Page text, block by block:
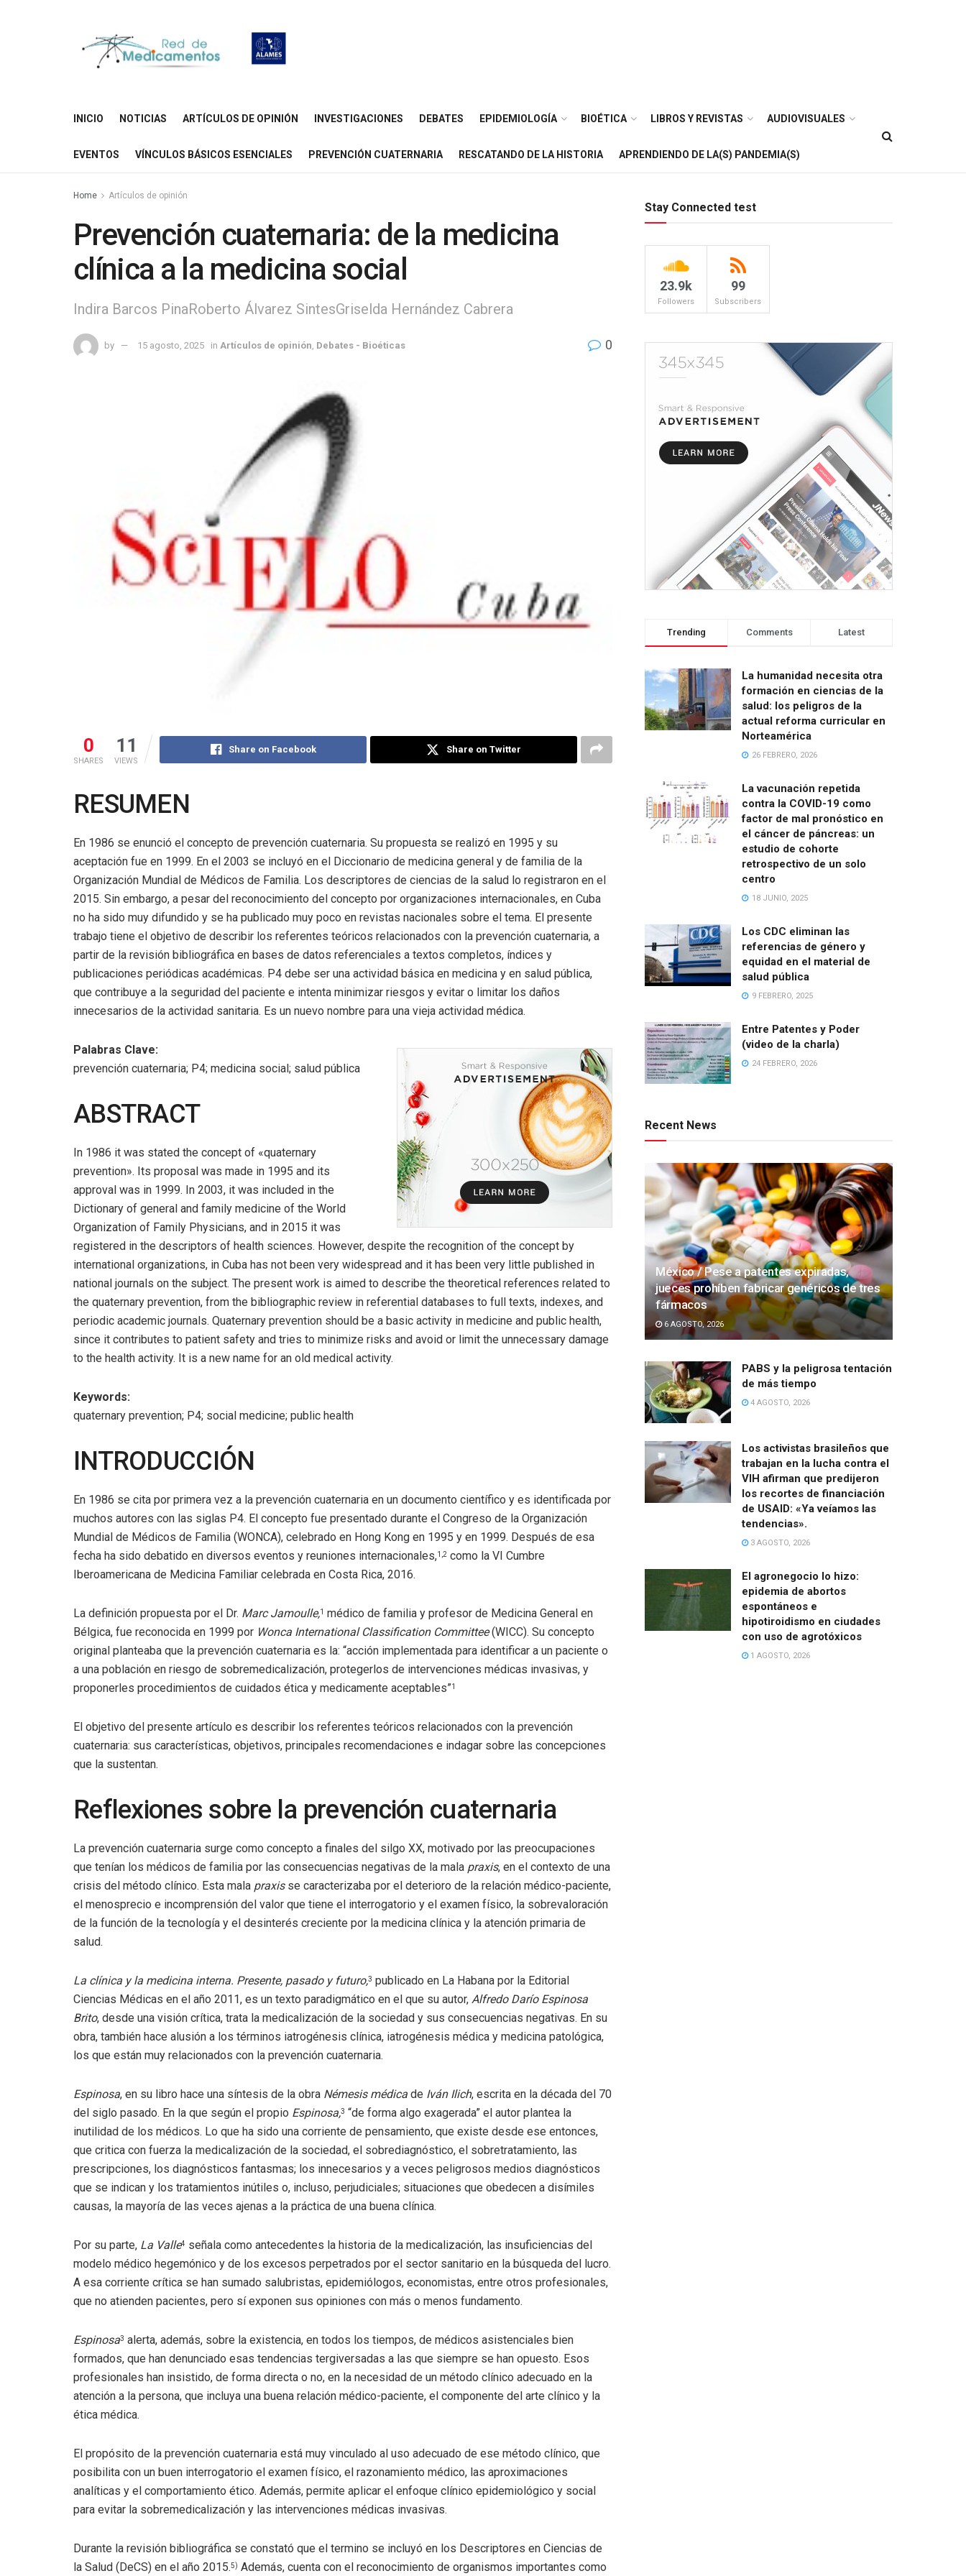
INICIO NOTICIAS ARTÍCULOS DE OPINIÓN INVESTIGACIONES DEBATES EPIDEMIOLOGÍA BIOÉTICA LIBROS Y REVISTAS AUDIOVISUALES
EVENTOS VÍNCULOS BÁSICOS ESENCIALES PREVENCIÓN CUATERNARIA RESCATANDO DE LA HISTORIA APRENDIENDO DE LA(S) PANDEMIA(S)
Home Artículos de opinión
Prevención cuaternaria: de la medicina
clínica a la medicina social
Indira Barcos PinaRoberto Álvarez SintesGriselda Hernández Cabrera
by 15 agosto, 2025 in Artículos de opinión Debates - Bioéticas 0
0
SHARES
11
VIEWS
Share on Facebook Share on Twitter
RESUMEN
En 1986 se enunció el concepto de prevención cuaternaria. Su propuesta se realizó en 1995 y su
aceptación fue en 1999. En el 2003 se incluyó en el Diccionario de medicina general y de familia de la
Organización Mundial de Médicos de Familia. Los descriptores de ciencias de la salud lo registraron en el
2015. Sin embargo, a pesar del reconocimiento del concepto por organizaciones internacionales, en Cuba
no ha sido muy difundido y se ha publicado muy poco en revistas nacionales sobre el tema. El presente
trabajo tiene el objetivo de describir los referentes teóricos relacionados con la prevención cuaternaria, a
partir de la revisión bibliográfica en bases de datos referenciales a textos completos, índices y
publicaciones periódicas académicas. P4 debe ser una actividad básica en medicina y en salud pública,
que contribuye a la seguridad del paciente e intenta minimizar riesgos y evitar o limitar los daños
innecesarios de la actividad sanitaria. Es un nuevo nombre para una vieja actividad médica.
Palabras Clave:
prevención cuaternaria; P4; medicina social; salud pública
ABSTRACT
In 1986 it was stated the concept of «quaternary
prevention». Its proposal was made in 1995 and its
approval was in 1999. In 2003, it was included in the
Dictionary of general and family medicine of the World
Organization of Family Physicians, and in 2015 it was
registered in the descriptors of health sciences. However, despite the recognition of the concept by
international organizations, in Cuba has not been very widespread and it has been very little published in
national journals on the subject. The present work is aimed to describe the theoretical references related to
the quaternary prevention, from the bibliographic review in referential databases to full texts, indexes, and
periodic academic journals. Quaternary prevention should be a basic activity in medicine and public health,
since it contributes to patient safety and tries to minimize risks and avoid or limit the unnecessary damage
to the health activity. It is a new name for an old medical activity.
Keywords:
quaternary prevention; P4; social medicine; public health
INTRODUCCIÓN
En 1986 se cita por primera vez a la prevención cuaternaria en un documento científico y es identificada por
muchos autores con las siglas P4. El concepto fue presentado durante el Congreso de la Organización
Mundial de Médicos de Familia (WONCA), celebrado en Hong Kong en 1995 y en 1999. Después de esa
fecha ha sido debatido en diversos eventos y reuniones internacionales,1 2 como la VI Cumbre
Iberoamericana de Medicina Familiar celebrada en Costa Rica, 2016.
La definición propuesta por el Dr. Marc Jamoulle,1
médico de familia y profesor de Medicina General en
Bélgica, fue reconocida en 1999 por Wonca International Classification Committee(WICC). Su concepto
original planteaba que la prevención cuaternaria es la: “acción implementada para identificar a un paciente o
a una población en riesgo de sobremedicalización, protegerlos de intervenciones médicas invasivas, y
proponerles procedimientos de cuidados ética y medicamente aceptables”1
El objetivo del presente artículo es describir los referentes teóricos relacionados con la prevención
cuaternaria: sus características, objetivos, principales recomendaciones e indagar sobre las concepciones
que la sustentan.
Reflexiones sobre la prevención cuaternaria
La prevención cuaternaria surge como concepto a finales del silgo XX, motivado por las preocupaciones
que tenían los médicos de familia por las consecuencias negativas de la mala praxis, en el contexto de una
crisis del método clínico. Esta mala praxisse caracterizaba por el deterioro de la relación médico-paciente,
el menosprecio e incomprensión del valor que tiene el interrogatorio y el examen físico, la sobrevaloración
de la función de la tecnología y el desinterés creciente por la medicina clínica y la atención primaria de
salud.
La clínica y la medicina interna. Presente, pasado y futuro,3 publicado en La Habana por la Editorial
Ciencias Médicas en el año 2011, es un texto paradigmático en el que su autor, Alfredo Darío Espinosa
Brito, desde una visión crítica, trata la medicalización de la sociedad y sus consecuencias negativas. En su
obra, también hace alusión a los términos iatrogénesis clínica, iatrogénesis médica y medicina patológica,
los que están muy relacionados con la prevención cuaternaria.
Espinosa, en su libro hace una síntesis de la obra Némesis médica de Iván Ilich, escrita en la década del 70
del siglo pasado. En la que según el propio Espinosa,3 “de forma algo exagerada” el autor plantea la
inutilidad de los médicos. Lo que ha sido una corriente de pensamiento, que existe desde ese entonces,
que critica con fuerza la medicalización de la sociedad, el sobrediagnóstico, el sobretratamiento, las
prescripciones, los diagnósticos fantasmas; los innecesarios y a veces peligrosos medios diagnósticos
que se indican y los tratamientos inútiles o, incluso, perjudiciales; situaciones que obedecen a disímiles
causas, la mayoría de las veces ajenas a la práctica de una buena clínica.
Por su parte, La Valle4 señala como antecedentes la historia de la medicalización, las insuficiencias del
modelo médico hegemónico y de los excesos perpetrados por el sector sanitario en la búsqueda del lucro.
A esa corriente crítica se han sumado salubristas, epidemiólogos, economistas, entre otros profesionales,
que no atienden pacientes, pero sí exponen sus opiniones con más o menos fundamento.
Espinosa3 alerta, además, sobre la existencia, en todos los tiempos, de médicos asistenciales bien
formados, que han denunciado esas tendencias tergiversadas a las que siempre se han opuesto. Esos
profesionales han insistido, de forma directa o no, en la necesidad de un método clínico adecuado en la
atención a la persona, que incluya una buena relación médico-paciente, el componente del arte clínico y la
ética médica.
El propósito de la prevención cuaternaria está muy vinculado al uso adecuado de ese método clínico, que
posibilita con un buen interrogatorio el examen físico, el razonamiento médico, las aproximaciones
analíticas y el comportamiento ético. Además, permite aplicar el enfoque clínico epidemiológico y social
para evitar la sobremedicalización y las intervenciones médicas invasivas.
Durante la revisión bibliográfica se constató que el termino se incluyó en los Descriptores en Ciencias de
la Salud (DeCS) en el año 2015.5) Además, cuenta con el reconocimiento de organismos importantes como
Stay Connected test
23.9k
Followers
99
Subscribers
Trending Comments Latest
La humanidad necesita otra
formación en ciencias de la
salud: los peligros de la
actual reforma curricular en
Norteamérica
26 FEBRERO, 2026
La vacunación repetida
contra la COVID-19 como
factor de mal pronóstico en
el cáncer de páncreas: un
estudio de cohorte
retrospectivo de un solo
centro
18 JUNIO, 2025
Los CDC eliminan las
referencias de género y
equidad en el material de
salud pública
9 FEBRERO, 2025
Entre Patentes y Poder
(video de la charla)
24 FEBRERO, 2026
Recent News
México / Pese a patentes expiradas,
jueces prohíben fabricar genéricos de tres
fármacos
6 AGOSTO, 2026
PABS y la peligrosa tentación
de más tiempo
4 AGOSTO, 2026
Los activistas brasileños que
trabajan en la lucha contra el
VIH afirman que predijeron
los recortes de financiación
de USAID: «Ya veíamos las
tendencias».
3 AGOSTO, 2026
El agronegocio lo hizo:
epidemia de abortos
espontáneos e
hipotiroidismo en ciudades
con uso de agrotóxicos
1 AGOSTO, 2026